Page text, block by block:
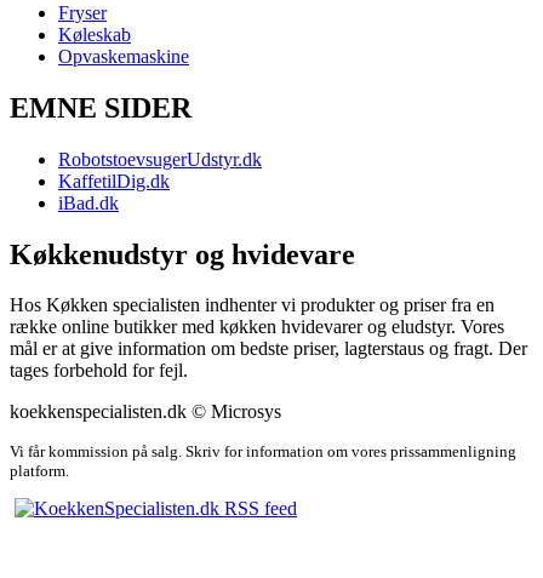
Fryser
Køleskab
Opvaskemaskine
EMNE SIDER
RobotstoevsugerUdstyr.dk
KaffetilDig.dk
iBad.dk
Køkkenudstyr og hvidevare
Hos Køkken specialisten indhenter vi produkter og priser fra en
række online butikker med køkken hvidevarer og eludstyr. Vores
mål er at give information om bedste priser, lagterstaus og fragt. Der
tages forbehold for fejl.
koekkenspecialisten.dk © Microsys
Vi får kommission på salg. Skriv for information om vores prissammenligning
platform.